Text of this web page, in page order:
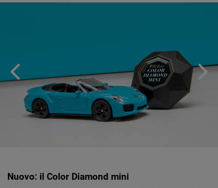
Nuovo: il Color Diamond mini